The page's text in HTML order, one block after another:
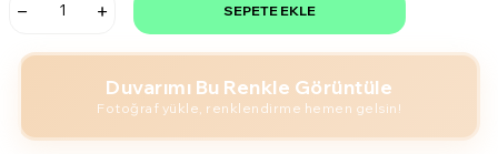
SEPETE EKLE
Duvarımı Bu Renkle Görüntüle
Fotoğraf yükle, renklendirme hemen gelsin!